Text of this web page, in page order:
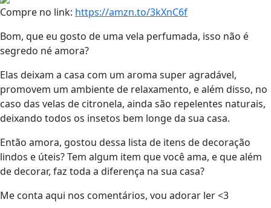
Compre no link: https://amzn.to/3kXnC6f
Bom, que eu gosto de uma vela perfumada, isso não é
segredo né amora?
Elas deixam a casa com um aroma super agradável,
promovem um ambiente de relaxamento, e além disso, no
caso das velas de citronela, ainda são repelentes naturais,
deixando todos os insetos bem longe da sua casa.
Então amora, gostou dessa lista de itens de decoração
lindos e úteis? Tem algum item que você ama, e que além
de decorar, faz toda a diferença na sua casa?
Me conta aqui nos comentários, vou adorar ler <3